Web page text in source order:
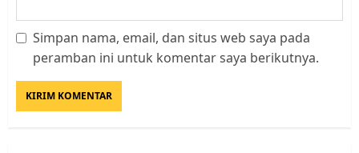
Simpan nama, email, dan situs web saya pada
peramban ini untuk komentar saya berikutnya.
Datangi Pemko Batam, Warga